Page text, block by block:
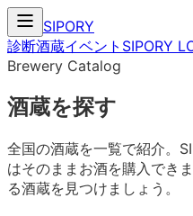
SIPORY
診断酒蔵イベント SIPORY
Brewery Catalog
酒蔵を探す
全国の酒蔵を一覧で紹介。
はそのままお酒を購入でき
る酒蔵を見つけましょう。